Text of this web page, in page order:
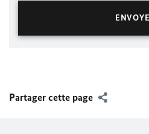
Partager cette page